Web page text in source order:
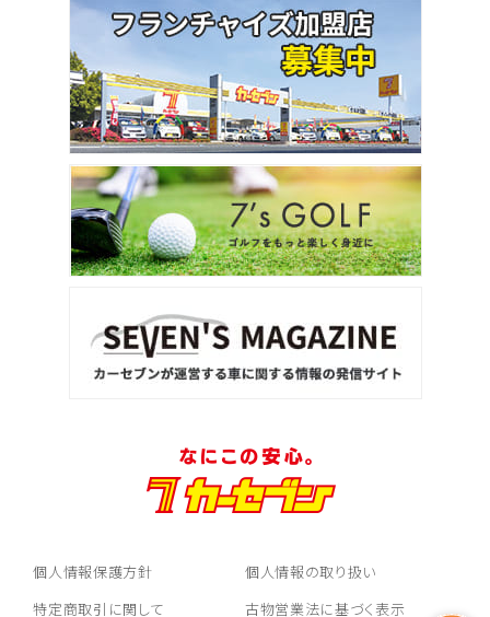
個人情報保護方針
個人情報の取り扱い
特定商取引に関して
古物営業法に基づく表示